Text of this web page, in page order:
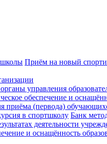
Приём на новый
управления
обеспечение и
приёма (первода)
в спортшколу Банк
деятельности
и оснащённость